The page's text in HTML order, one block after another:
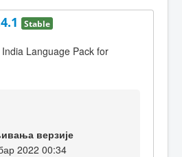
Stable
Language Pack for
верзије
2022 00:34